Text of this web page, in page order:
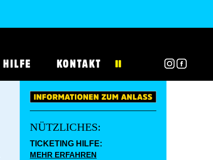
HILFE KONTAKT
NÜTZLICHES:
TICKETING HILFE:
MEHR ERFAHREN